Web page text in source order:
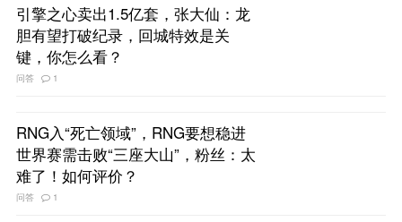
引擎之心卖出1.5亿套，张大仙：龙
胆有望打破纪录，回城特效是关
键，你怎么看？
问答 1
RNG入“死亡领域”，RNG要想稳进
世界赛需击败“三座大山”，粉丝：太
难了！如何评价？
问答 1